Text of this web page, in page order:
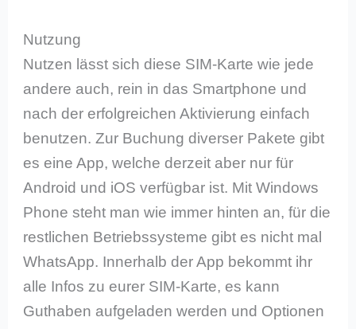
Nutzung
Nutzen lässt sich diese SIM-Karte wie jede
andere auch, rein in das Smartphone und
nach der erfolgreichen Aktivierung einfach
benutzen. Zur Buchung diverser Pakete gibt
es eine App, welche derzeit aber nur für
Android und iOS verfügbar ist. Mit Windows
Phone steht man wie immer hinten an, für die
restlichen Betriebssysteme gibt es nicht mal
WhatsApp. Innerhalb der App bekommt ihr
alle Infos zu eurer SIM-Karte, es kann
Guthaben aufgeladen werden und Optionen